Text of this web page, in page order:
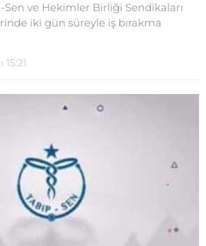
ve Hekimler Birliği Sendikaları
iki gün süreyle iş bırakma
15:21